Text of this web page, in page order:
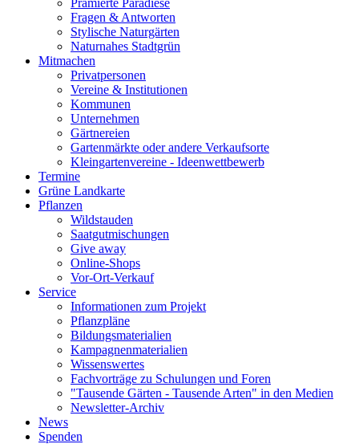
Prämierte Paradiese
Fragen & Antworten
Stylische Naturgärten
Naturnahes Stadtgrün
Mitmachen
Privatpersonen
Vereine & Institutionen
Kommunen
Unternehmen
Gärtnereien
Gartenmärkte oder andere Verkaufsorte
Kleingartenvereine - Ideenwettbewerb
Termine
Grüne Landkarte
Pflanzen
Wildstauden
Saatgutmischungen
Give away
Online-Shops
Vor-Ort-Verkauf
Service
Informationen zum Projekt
Pflanzpläne
Bildungsmaterialien
Kampagnenmaterialien
Wissenswertes
Fachvorträge zu Schulungen und Foren
"Tausende Gärten - Tausende Arten" in den Medien
Newsletter-Archiv
News
Spenden